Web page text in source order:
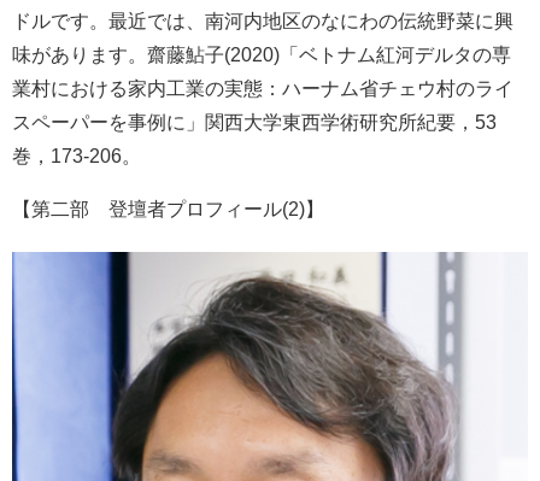
ドルです。最近では、南河内地区のなにわの伝統野菜に興
味があります。齋藤鮎子(2020)「ベトナム紅河デルタの専
業村における家内工業の実態：ハーナム省チェウ村のライ
スペーパーを事例に」関西大学東西学術研究所紀要，53
巻，173-206。
【第二部 登壇者プロフィール(2)】